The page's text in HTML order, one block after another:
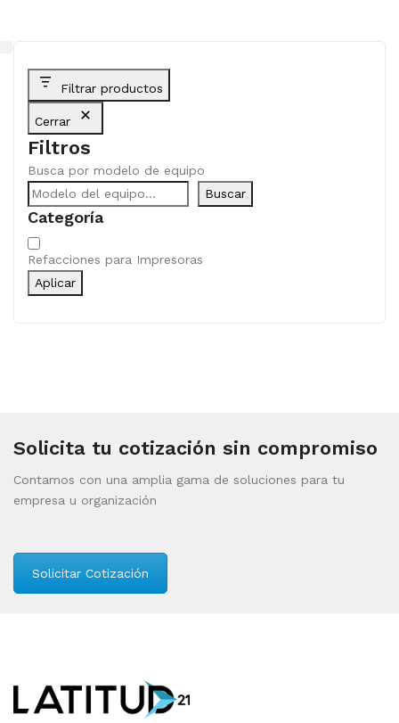
Filtrar productos
Cerrar
Filtros
Busca por modelo de equipo
Buscar
Categoría
Categoría
Refacciones para Impresoras
Aplicar
Solicita tu cotización sin compromiso
Contamos con una amplia gama de soluciones para tu
empresa u organización
Solicitar Cotización